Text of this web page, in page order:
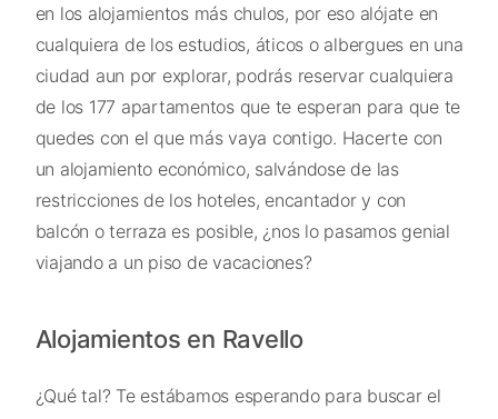
en los alojamientos más chulos, por eso alójate en
cualquiera de los estudios, áticos o albergues en una
ciudad aun por explorar, podrás reservar cualquiera
de los 177 apartamentos que te esperan para que te
quedes con el que más vaya contigo. Hacerte con
un alojamiento económico, salvándose de las
restricciones de los hoteles, encantador y con
balcón o terraza es posible, ¿nos lo pasamos genial
viajando a un piso de vacaciones?
Alojamientos en Ravello
¿Qué tal? Te estábamos esperando para buscar el